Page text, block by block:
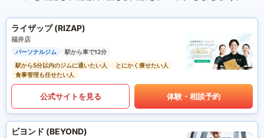
ライザップ (RIZAP)
福井店
パーソナルジム
駅から車で12分
駅から5分以内のジムに通いたい人
とにかく痩せたい人
食事管理も任せたい人
公式サイトを見る 体験・相談予約
ビヨンド (BEYOND)